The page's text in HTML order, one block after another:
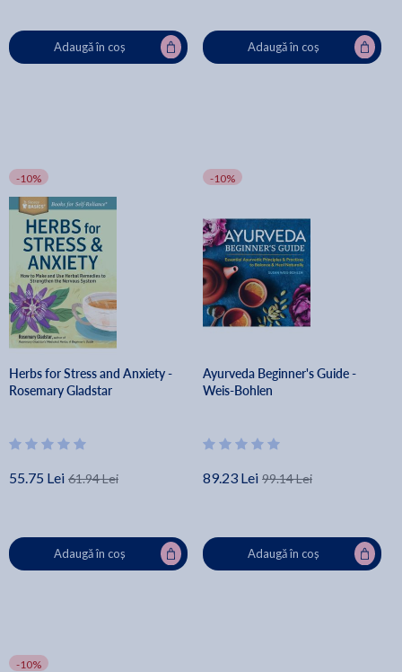
Adaugă în coș Adaugă în coș
-10%
Herbs for Stress and Anxiety -
Rosemary Gladstar
55.75 Lei 61.94 Lei
Adaugă în coș
-10%
Ayurveda Beginner's Guide -
Weis-Bohlen
89.23 Lei 99.14 Lei
Adaugă în coș
-10%